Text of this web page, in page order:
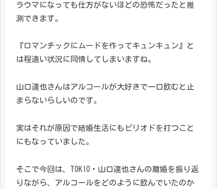
ラウマになっても仕方がないほどの恐怖だったと推
測できます。
『ロマンチックにムードを作ってキュンキュン』と
は程遠い状況に同情してしまいますね。
山口達也さんはアルコールが大好きで一口飲むと止
まらないらしいのです。
実はそれが原因で結婚生活にもピリオドを打つこと
にもなっていました。
そこで今回は、TOKIO・山口達也さんの離婚を振り返
りながら、アルコールをどのように飲んでいたのか